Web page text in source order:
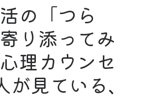
の「つら
り添ってみ
理カウンセ
が見ている、